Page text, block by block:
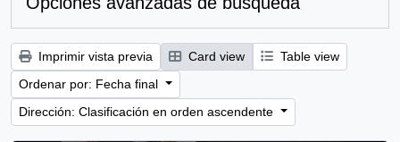
Imprimir vista previa Card view
Table view
Ordenar por: Fecha final
Dirección: Clasificación en orden ascendente